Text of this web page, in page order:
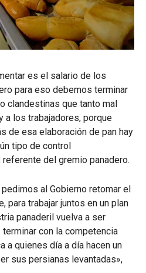
es el salario de los
para eso debemos terminar
clandestinas que tanto mal
a los trabajadores, porque
de esa elaboración de pan hay
tipo de control
del gremio panadero.
al Gobierno retomar el
para trabajar juntos en un plan
panaderil vuelva a ser
con la competencia
a quienes día a día hacen un
sus persianas levantadas»,